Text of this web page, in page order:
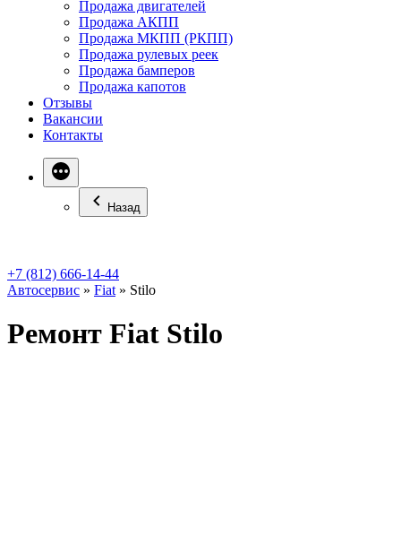
Продажа двигателей
Продажа АКПП
Продажа МКПП (РКПП)
Продажа рулевых реек
Продажа бамперов
Продажа капотов
Отзывы
Вакансии
Контакты
Назад
+7 (812) 666-14-44
Автосервис » Fiat » Stilo
Ремонт Fiat Stilo